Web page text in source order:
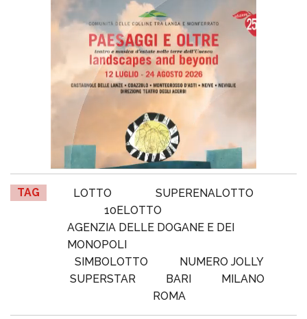
TAG LOTTO
SUPERENALOTTO
10ELOTTO
AGENZIA DELLE DOGANE E DEI
MONOPOLI
SIMBOLOTTO
NUMERO JOLLY
SUPERSTAR
BARI
MILANO
ROMA